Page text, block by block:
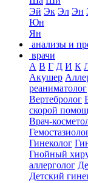
Эй Эк Эл Эн
Юн
Ян
анализы и
врачи
А В Г Д И К
Акушер
реаниматолог
Вертебролог
скорой
Врач-
Гинеколог
Гнойный
аллерголог
Детский